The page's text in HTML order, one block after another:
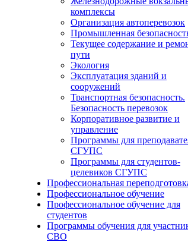
комплексы
Организация автоперевозок
Промышленная
Текущее содержание и
пути
Экология
Эксплуатация зданий и
сооружений
Транспортная безопасность.
Безопасность перевозок
Корпоративное развитие и
управление
Программы для
СГУПС
Программы для студентов-
целевиков СГУПС
Профессиональная
Профессиональное обучение
Профессиональное обучение для
студентов
Программы обучения для
СВО